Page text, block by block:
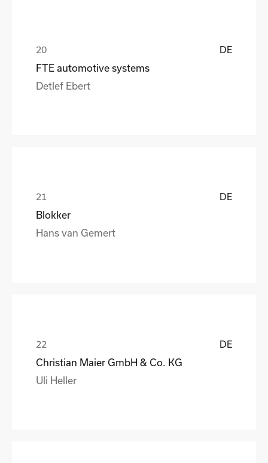
DE
FTE automotive systems
Detlef Ebert
DE
Blokker
Hans van Gemert
DE
Christian Maier GmbH & Co. KG
Uli Heller